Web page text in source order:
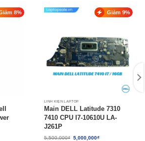
8% Giảm 9%
LINH KIỆN LAPTOP
Main DELL Latitude 7310
7410 CPU I7-10610U LA-
J261P
5,500,000₫ Giá
5,000,000₫Giá